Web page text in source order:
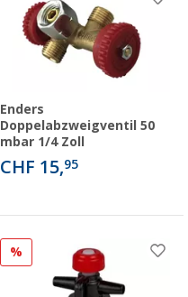
Enders
Doppelabzweigventil 50
mbar 1/4 Zoll
CHF 15,95
%